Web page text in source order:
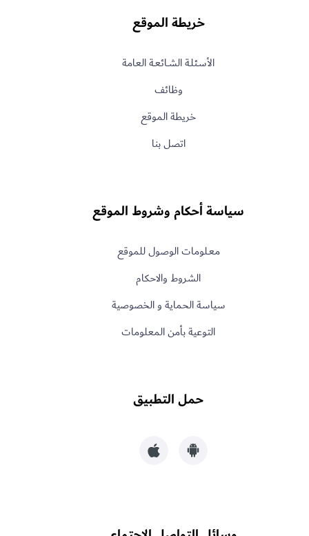
خريطة الموقع
الأسـئلـة الشــائعـة العامة
وظائف
خريطة الموقع
اتصل بنا
سياسة أحكام وشروط الموقع
معـلومات الوصول للموقع
الشروط والاحكام
سياسة الحماية و الخصوصية
التوعية بأمن المعلومات
حمل التطبيق